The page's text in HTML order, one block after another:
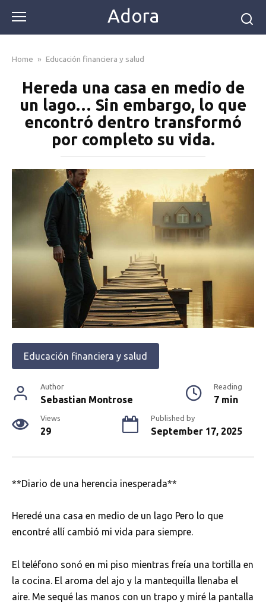
content
Adora
Home » Educación financiera y salud
Hereda una casa en medio de
un lago… Sin embargo, lo que
encontró dentro transformó
por completo su vida.
Educación financiera y salud
Author
Sebastian Montrose
Reading
7 min
Views
29
Published by
September 17, 2025
**Diario de una herencia inesperada**
Heredé una casa en medio de un lago Pero lo que
encontré allí cambió mi vida para siempre.
El teléfono sonó en mi piso mientras freía una tortilla en
la cocina. El aroma del ajo y la mantequilla llenaba el
aire. Me sequé las manos con un trapo y miré la pantalla